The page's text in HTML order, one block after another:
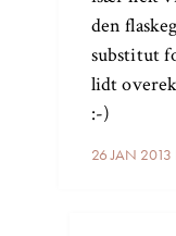
26 JAN 2013
den
substitut
lidt
:-)